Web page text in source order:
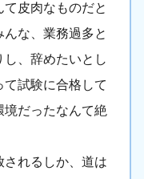
皮肉なものだと
な、業務過多と
、辞めたいとし
試験に合格して
境だったなんて絶
れるしか、道は